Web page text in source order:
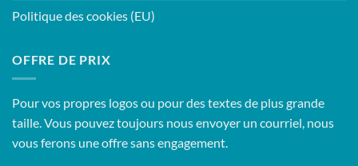
Politique des cookies (EU)
OFFRE DE PRIX
Pour vos propres logos ou pour des textes de plus grande
taille. Vous pouvez toujours nous envoyer un courriel, nous
vous ferons une offre sans engagement.